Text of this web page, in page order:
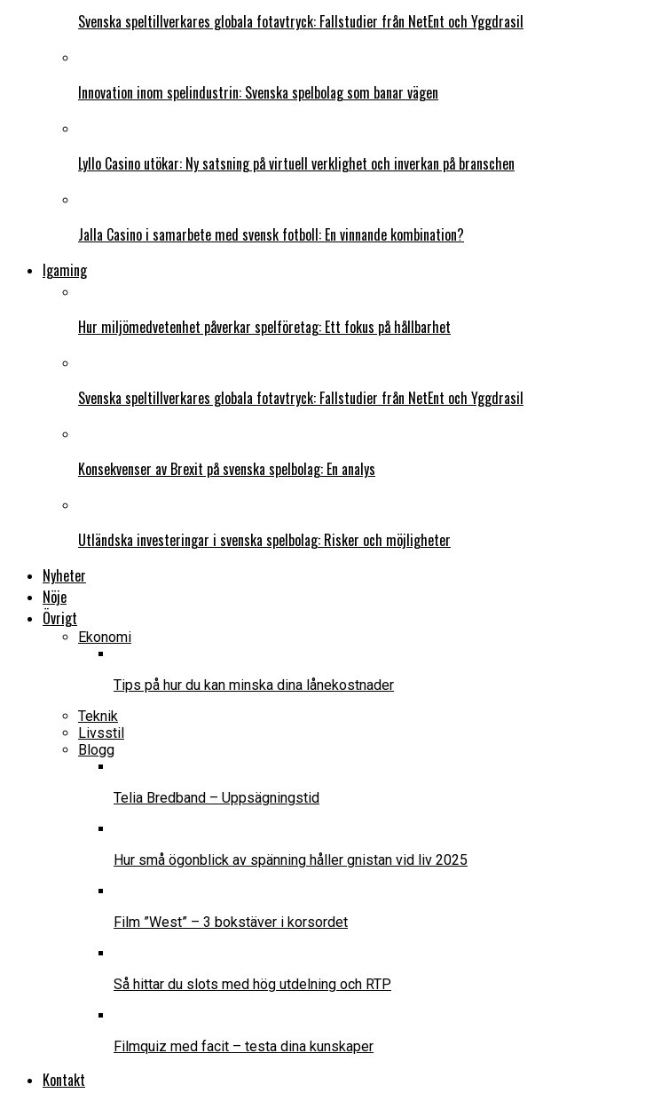
Svenska speltillverkares globala fotavtryck: Fallstudier från NetEnt och Yggdrasil
Innovation inom spelindustrin: Svenska spelbolag som banar vägen
Lyllo Casino utökar: Ny satsning på virtuell verklighet och inverkan på branschen
Jalla Casino i samarbete med svensk fotboll: En vinnande kombination?
Igaming
Hur miljömedvetenhet påverkar spelföretag: Ett fokus på hållbarhet
Svenska speltillverkares globala fotavtryck: Fallstudier från NetEnt och Yggdrasil
Konsekvenser av Brexit på svenska spelbolag: En analys
Utländska investeringar i svenska spelbolag: Risker och möjligheter
Nyheter
Nöje
Övrigt
Ekonomi
Tips på hur du kan minska dina lånekostnader
Teknik
Livsstil
Blogg
Telia Bredband – Uppsägningstid
Hur små ögonblick av spänning håller gnistan vid liv 2025
Film ”West” – 3 bokstäver i korsordet
Så hittar du slots med hög utdelning och RTP
Filmquiz med facit – testa dina kunskaper
Kontakt